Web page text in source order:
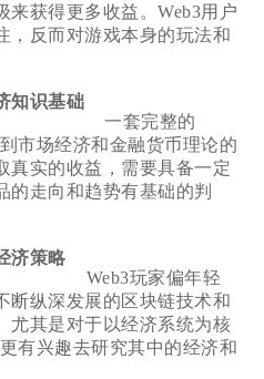
来获得更多收益。Web3用户
，反而对游戏本身的玩法和
知识基础
一套完整的
市场经济和金融货币理论的
真实的收益，需要具备一定
的走向和趋势有基础的判
济策略
Web3玩家偏年轻
断纵深发展的区块链技术和
尤其是对于以经济系统为核
有兴趣去研究其中的经济和